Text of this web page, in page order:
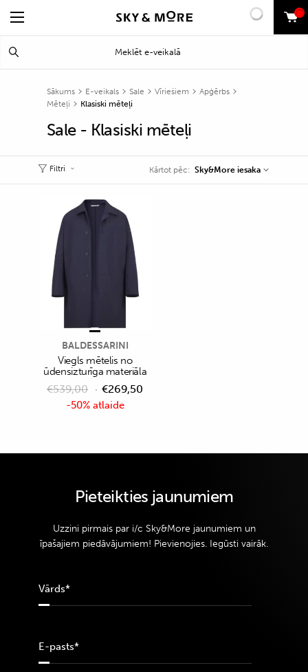
0
Sākums E-veikals Sale Vīriešiem
Apģērbs
Mēteļi
Klasiski mēteļi
Sale - Klasiski mēteļi
Filtri Kārtot pēc: Sky&More iesaka
-50% atlaide
BALDESSARINI
Viegls mētelis no
ūdensizturīga materiāla
€539,00 €269,50
Pieteikties jaunumiem
Uzzini pirmais par i/c Sky&More jaunumiem un
īpašajiem piedāvājumiem! Pievienojies. Iegūsti vairāk.